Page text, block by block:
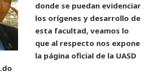
donde se puedan evidenciar
los orígenes y desarrollo de
esta facultad, veamos lo
que al respecto nos expone
la página oficial de la UASD